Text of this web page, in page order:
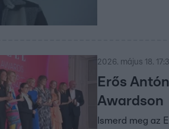
2026. május 18.
Erős
Awardson
Ismerd meg az